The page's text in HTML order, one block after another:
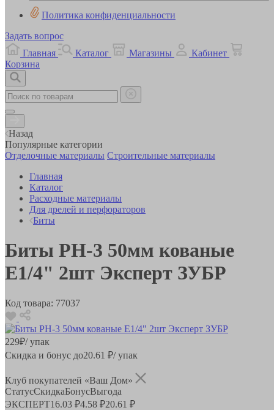
Политика конфиденциальности
Задать вопрос
Главная
Каталог Магазины
Кабинет
Корзина
Назад
Популярные категории
Отделочные материалы Строительные материалы
Главная
Каталог
Расходные материалы
Для дрелей и перфораторов
Биты
Биты PH-3 50мм кованые
Е1/4" 2шт Эксперт ЗУБР
Код товара: 77037
229₽/ упак
Скидка и бонус до20.61 ₽/ упак
Клуб покупателей «Ваш Дом»
СтатусСкидкаБонусВыгода
ЭКСПЕРТ16.03 ₽4.58 ₽20.61 ₽